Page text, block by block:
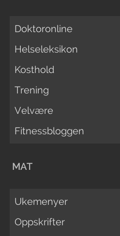
Doktoronline
Helseleksikon
Kosthold
Trening
Velvære
Fitnessbloggen
MAT
Ukemenyer
Oppskrifter